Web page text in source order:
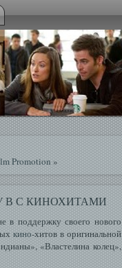
Promotion »
В С КИНОХИТАМИ
в поддержку своего нового
кино-хитов в оригинальной
«Властелина колец»,